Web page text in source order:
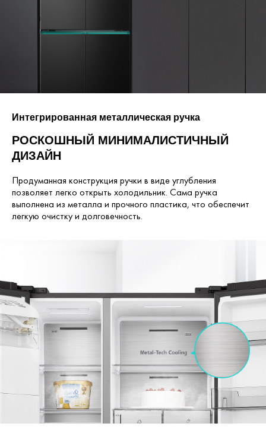
Интегрированная металлическая ручка
РОСКОШНЫЙ МИНИМАЛИСТИЧНЫЙ
ДИЗАЙН
Продуманная конструкция ручки в виде углубления
позволяет легко открыть холодильник. Сама ручка
выполнена из металла и прочного пластика, что обеспечит
легкую очистку и долговечность.